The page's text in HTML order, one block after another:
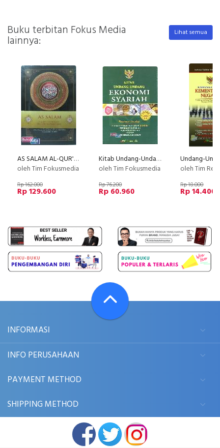
Buku terbitan Fokus Media
lainnya:
Lihat semua
AS SALAM AL-QUR'AN TRANSITERASI ARAB-LATIN
oleh Tim Fokusmedia
Rp 162.000
Rp 129.600
Kitab Undang-Undang Ekonomi Syariah
oleh Tim Fokusmedia
Rp 76.200
Rp 60.960
oleh Tim
Rp 18.000
Rp 14.400
INFORMASI
INFO PERUSAHAAN
PAYMENT METHOD
SHIPPING METHOD